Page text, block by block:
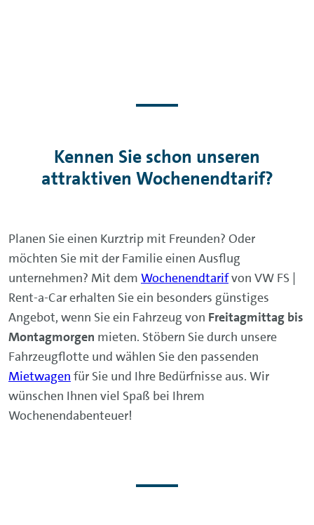
Kennen Sie schon unseren
attraktiven Wochenendtarif?
Planen Sie einen Kurztrip mit Freunden? Oder
möchten Sie mit der Familie einen Ausflug
unternehmen? Mit dem Wochenendtarifvon VW FS |
Rent-a-Car erhalten Sie ein besonders günstiges
Angebot, wenn Sie ein Fahrzeug von Freitagmittag bis
Montagmorgen mieten. Stöbern Sie durch unsere
Fahrzeugflotte und wählen Sie den passenden
Mietwagen für Sie und Ihre Bedürfnisse aus. Wir
wünschen Ihnen viel Spaß bei Ihrem
Wochenendabenteuer!